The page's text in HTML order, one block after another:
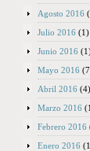
Agosto 2016
Julio 2016 (1)
Junio 2016
Mayo 2016
Abril 2016 (4)
Marzo 2016
Febrero 2016
Enero 2016